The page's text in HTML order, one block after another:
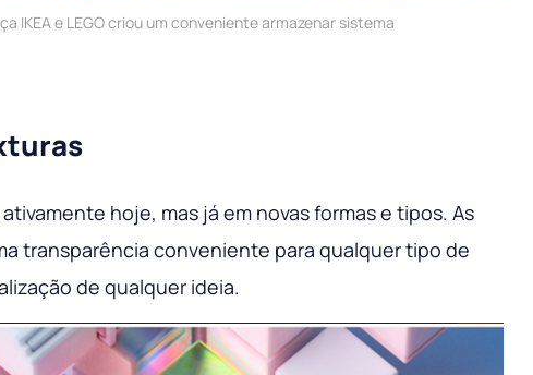
IKEA e LEGO criou um conveniente armazenar sistema
hoje, mas já em novas formas e tipos. As
transparência conveniente para qualquer tipo de
de qualquer ideia.